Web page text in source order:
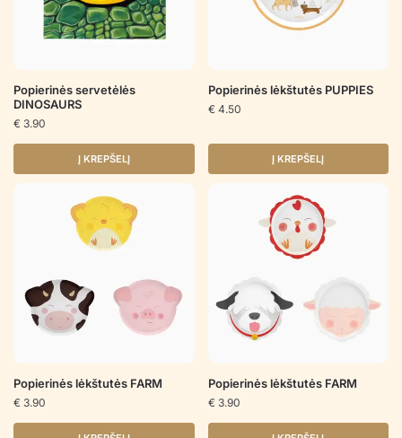
Popierinės servetėlės
DINOSAURS
€ 3.90
Į KREPŠELĮ
Popierinės lėkštutės PUPPIES
€ 4.50
Į KREPŠELĮ
Popierinės lėkštutės FARM
€ 3.90
Popierinės lėkštutės FARM
€ 3.90